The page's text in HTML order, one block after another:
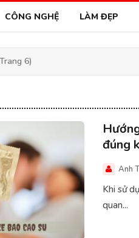
CÔNG NGHỆ LÀM ĐẸP
Trang 6)
đúng
Anh
Khi sử
quan...